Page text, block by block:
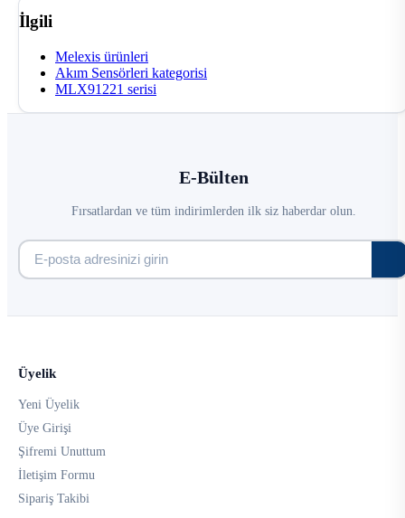
İlgili
Melexis ürünleri
Akım Sensörleri kategorisi
MLX91221 serisi
E-Bülten
Fırsatlardan ve tüm indirimlerden ilk siz haberdar olun.
Üyelik
Yeni Üyelik
Üye Girişi
Şifremi Unuttum
İletişim Formu
Sipariş Takibi